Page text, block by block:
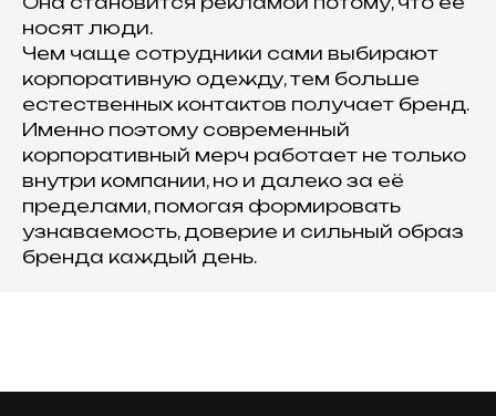
носят люди.
Чем чаще сотрудники сами выбирают
корпоративную одежду, тем больше
естественных контактов получает бренд.
Именно поэтому современный
корпоративный мерч работает не только
внутри компании, но и далеко за её
пределами, помогая формировать
узнаваемость, доверие и сильный образ
бренда каждый день.